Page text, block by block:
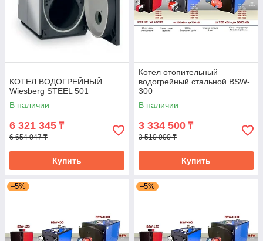
КОТЕЛ ВОДОГРЕЙНЫЙ
Wiesberg STEEL 501
В наличии
6 321 345 ₸
6 654 047 ₸
Купить
Котел отопительный
водогрейный стальной BSW-
300
В наличии
3 334 500 ₸
3 510 000 ₸
Купить
–5% –5%